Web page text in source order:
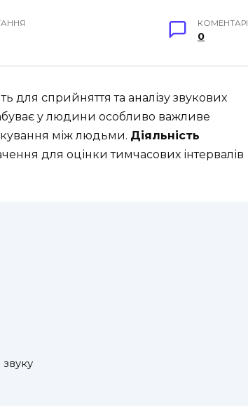
КОМЕНТАРІ
0
для сприйняття та аналізу звукових
у людини особливо важливе
між людьми. Діяльність
для оцінки тимчасових інтервалів
звуку